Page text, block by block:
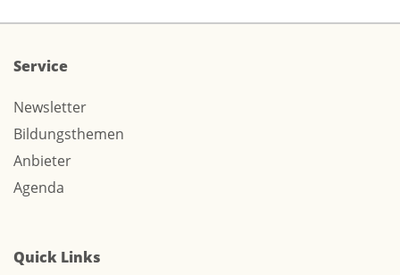
Service
Newsletter
Bildungsthemen
Anbieter
Agenda
Quick Links